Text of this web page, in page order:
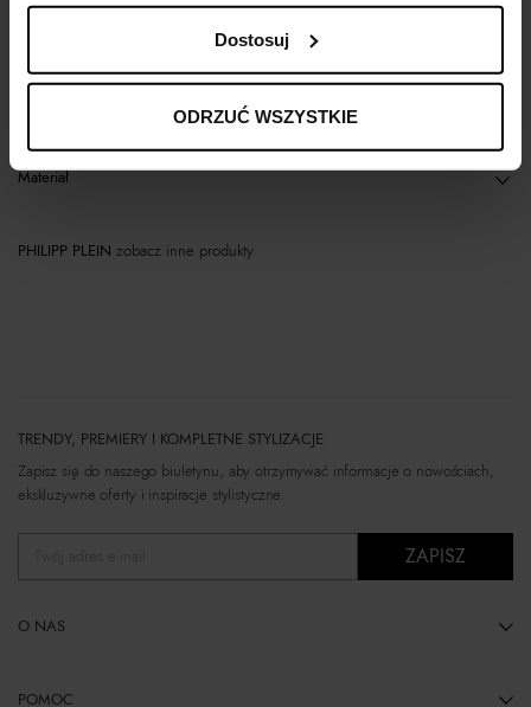
Dostosuj
ODRZUĆ WSZYSTKIE
Materiał
PHILIPP PLEIN zobacz inne produkty
TRENDY, PREMIERY I KOMPLETNE STYLIZACJE
Zapisz się do naszego biuletynu, aby otrzymywać informacje o nowościach,
ekskluzywne oferty i inspiracje stylistyczne.
ZAPISZ
O NAS
POMOC